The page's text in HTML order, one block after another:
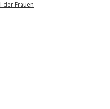
der Frauen